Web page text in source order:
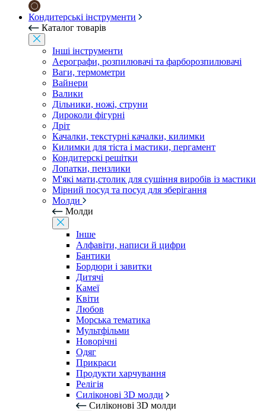
Кондитерські інструменти
Каталог товарів
Інші інструменти
Аерографи, розпилювачі та фарборозпилювачі
Ваги, термометри
Вайнери
Валики
Дільники, ножі, струни
Дироколи фігурні
Дріт
Качалки, текстурні качалки, килимки
Килимки для тіста і мастики, пергамент
Кондитерскі решітки
Лопатки, пензлики
М'які мати,столик для сушіння виробів із мастики
Мірний посуд та посуд для зберігання
Молди
Молди
Інше
Алфавіти, написи й цифри
Бантики
Бордюри і завитки
Дитячі
Камеї
Квіти
Любов
Морська тематика
Мультфільми
Новорічні
Одяг
Прикраси
Продукти харчування
Релігія
Силіконові 3D молди
Силіконові 3D молди